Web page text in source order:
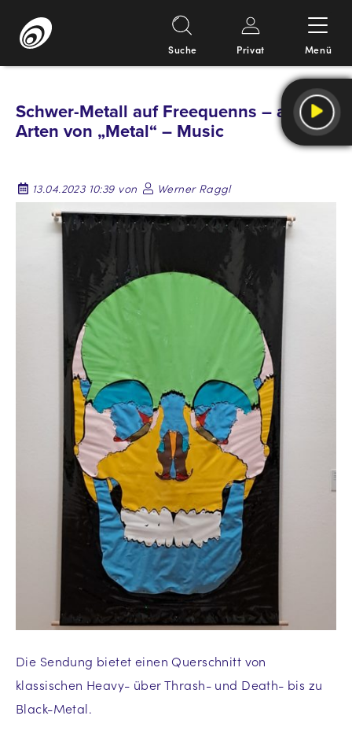
Inhalt
Suche Privat Menü
Schwer-Metall auf Freequenns – alle
Arten von „Metal“ – Music
13.04.2023 10:39 von Werner Raggl
Die Sendung bietet einen Querschnitt von
klassischen Heavy- über Thrash- und Death- bis zu
Black-Metal.